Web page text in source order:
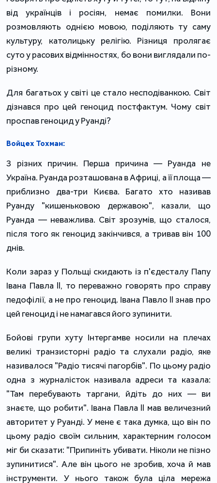
від українців і росіян, немає помилки. Вони
розмовляють однією мовою, поділяють ту саму
культуру, католицьку релігію. Різниця пролягає
суто у расових відмінностях, бо вони виглядали по-
різному.
Для багатьох у світі це стало несподіванкою. Світ
дізнався про цей геноцид постфактум. Чому світ
проспав геноцид у Руанді?
Войцех Тохман:
З різних причин. Перша причина — Руанда не
Україна. Руанда розташована в Африці, а її площа —
приблизно два-три Києва. Багато хто називав
Руанду "кишеньковою державою", казали, що
Руанда — неважлива. Світ зрозумів, що сталося,
після того як геноцид закінчився, а тривав він 100
днів.
Коли зараз у Польщі скидають із п'єдесталу Папу
Івана Павла II, то переважно говорять про справу
педофілії, а не про геноцид. Івана Павло II знав про
цей геноцид і не намагався його зупинити.
Бойові групи хуту Інтергамве носили на плечах
великі транзисторні радіо та слухали радіо, яке
називалося "Радіо тисячі пагорбів". По цьому радіо
одна з журналісток називала адреси та казала:
"Там перебувають таргани, йдіть до них — ви
знаєте, що робити". Івана Павла II мав величезний
авторитет у Руанді. У мене є така думка, що він по
цьому радіо своїм сильним, характерним голосом
міг би сказати: "Припиніть убивати. Ніколи не пізно
зупинитися". Але він цього не зробив, хоча й мав
інструменти. У нього також була ціла мережа